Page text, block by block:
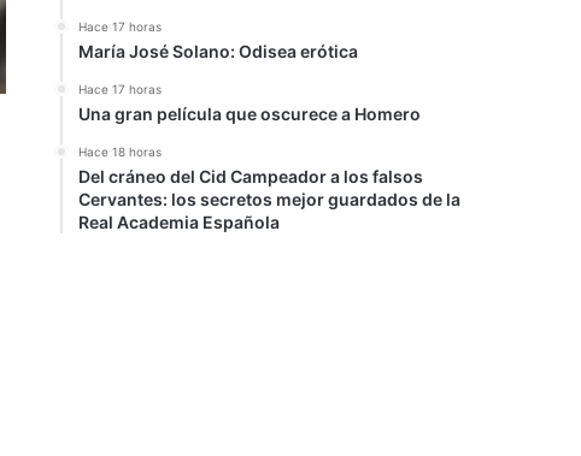
Hace 17 horas
María José Solano: Odisea erótica
Hace 17 horas
Una gran película que oscurece a Homero
Hace 18 horas
Del cráneo del Cid Campeador a los falsos
Cervantes: los secretos mejor guardados de la
Real Academia Española